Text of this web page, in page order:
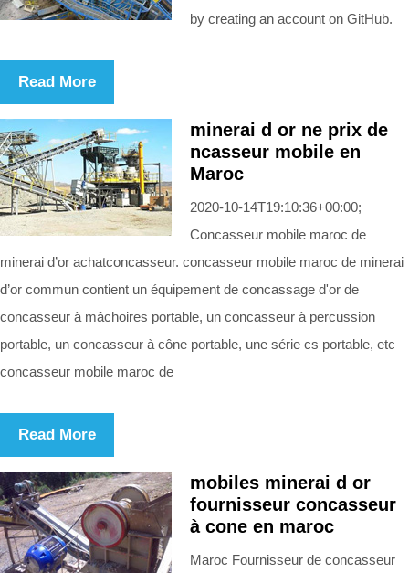
by creating an account on GitHub.
Read More
minerai d or ne prix de
ncasseur mobile en
Maroc
2020-10-14T19:10:36+00:00;
Concasseur mobile maroc de
minerai d’or achatconcasseur. concasseur mobile maroc de minerai
d’or commun contient un équipement de concassage d'or de
concasseur à mâchoires portable, un concasseur à percussion
portable, un concasseur à cône portable, une série cs portable, etc
concasseur mobile maroc de
Read More
mobiles minerai d or
fournisseur concasseur
à cone en maroc
Maroc Fournisseur de concasseur